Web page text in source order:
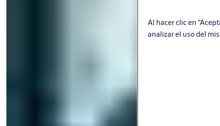
Al hacer clic en
analizar el uso del